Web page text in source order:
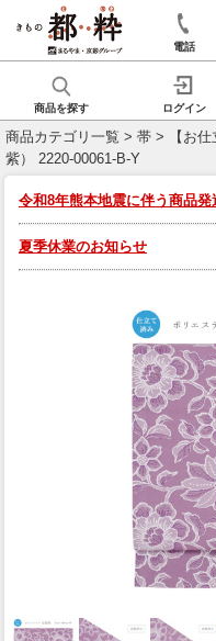
電話
商品を探す ログイン
商品カテゴリ一覧 > 帯 > 【お仕
紫） 2220-00061-B-Y
令和8年熊本地震に伴う商品
夏季休業のお知らせ